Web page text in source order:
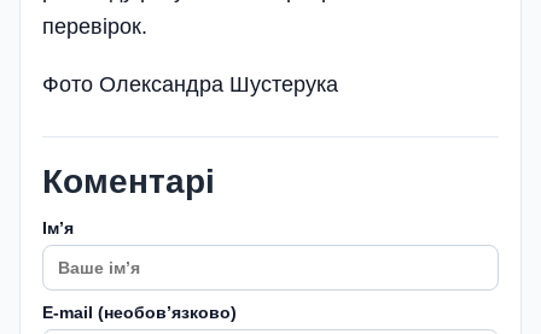
перевірок.
Фото Олександра Шустерука
Коментарі
Імʼя
E-mail (необовʼязково)